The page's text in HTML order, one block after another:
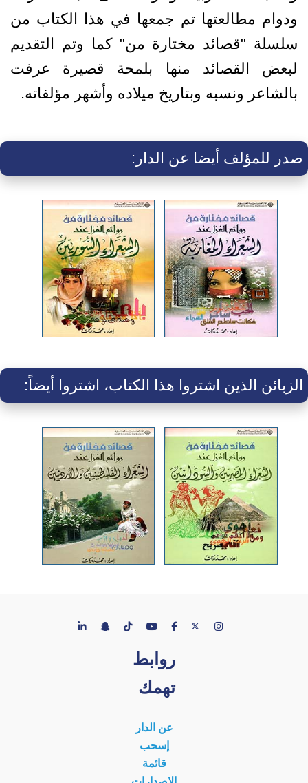
ودوام مطالعتها تم جمعها في هذا الكتاب من
سلسلة "قصائد مختارة من" كما وتم التقديم
لبعض القصائد منها بلمحة قصيرة عرفت
بالشاعر ونسبه وبتاريخ ميلاده وأشهر مؤلفاته.
صدر للمؤلف أيضا عن الدار:
الزبائن الذين اشتروا هذا الكتاب، اشتروا أيضاً:
روابط
تهمك
عن الدار
إسحب
قائمة